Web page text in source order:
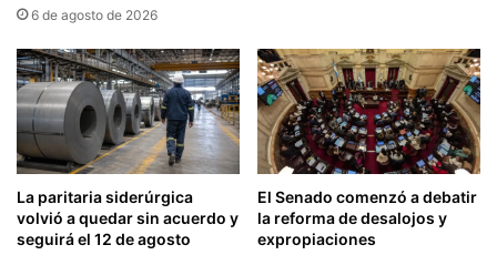
6 de agosto de 2026
La paritaria siderúrgica
volvió a quedar sin acuerdo y
seguirá el 12 de agosto
El Senado comenzó a debatir
la reforma de desalojos y
expropiaciones